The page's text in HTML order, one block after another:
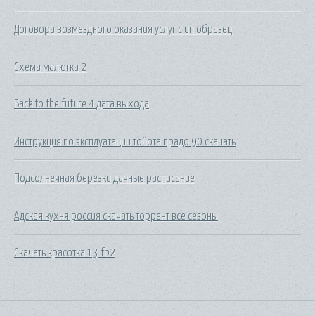
Договора возмездного оказания услуг с ип образец
Схема малютка 2
Back to the future 4 дата выхода
Инструкция по эксплуатации тойота прадо 90 скачать
Подсолнечная березки дачные расписание
Адская кухня россия скачать торрент все сезоны
Скачать красотка 13 fb2